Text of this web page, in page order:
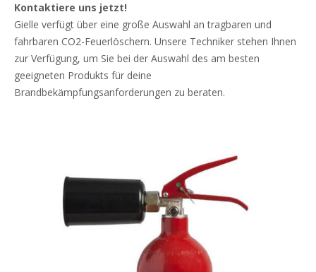
Kontaktiere uns jetzt!
Gielle verfügt über eine große Auswahl an tragbaren und
fahrbaren CO2-Feuerlöschern. Unsere Techniker stehen Ihnen
zur Verfügung, um Sie bei der Auswahl des am besten
geeigneten Produkts für deine
Brandbekämpfungsanforderungen zu beraten.